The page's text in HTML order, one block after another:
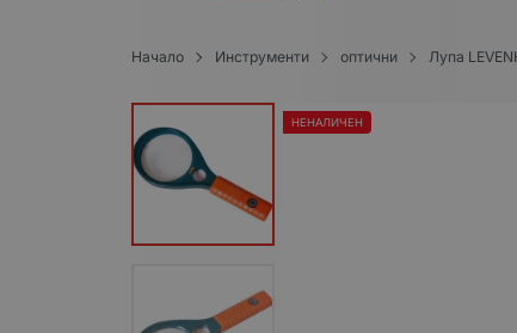
Начало Инструменти оптични Лупа
НЕНАЛИЧЕН